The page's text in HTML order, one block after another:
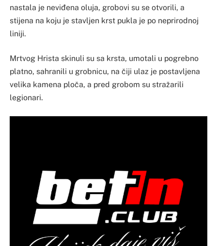
nastala je neviđena oluja, grobovi su se otvorili, a
stijena na koju je stavljen krst pukla je po neprirodnoj
liniji.
Mrtvog Hrista skinuli su sa krsta, umotali u pogrebno
platno, sahranili u grobnicu, na čiji ulaz je postavljena
velika kamena ploča, a pred grobom su stražarili
legionari.